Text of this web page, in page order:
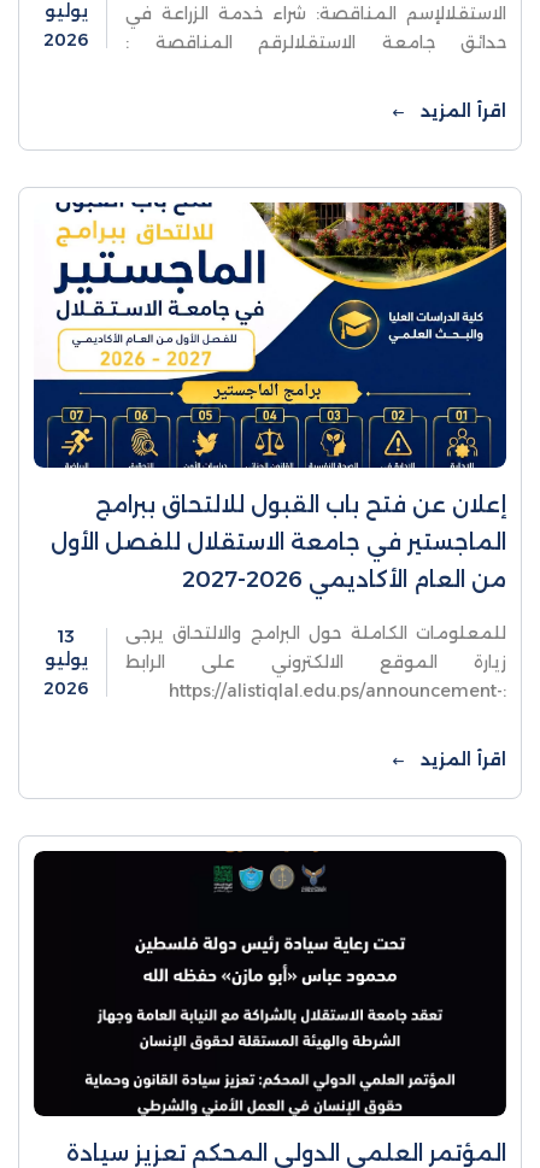
الاستقلالإسم المناقصة: شراء خدمة الزراعة في
حدائق جامعة الاستقلالرقم المناقصة :
يوليو
2026
اقرأ المزيد
إعلان عن فتح باب القبول للالتحاق ببرامج
الماجستير في جامعة الاستقلال للفصل الأول
من العام الأكاديمي 2026-2027
للمعلومات الكاملة حول البرامج والالتحاق يرجى
زيارة الموقع الالكتروني على الرابط
:https://alistiqlal.edu.ps/announcement-
13
يوليو
2026
اقرأ المزيد
المؤتمر العلمي الدولي المحكم تعزيز سيادة